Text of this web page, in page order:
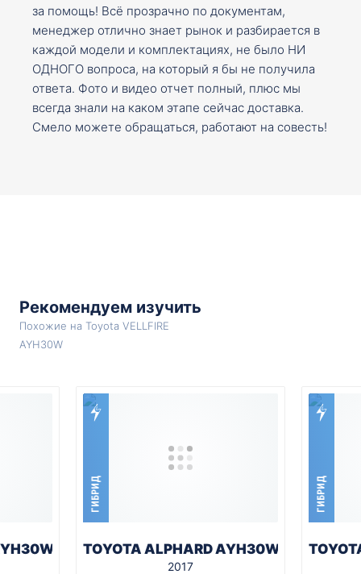
за помощь! Всё прозрачно по документам,
менеджер отлично знает рынок и разбирается в
каждой модели и комплектациях, не было НИ
ОДНОГО вопроса, на который я бы не получила
ответа. Фото и видео отчет полный, плюс мы
всегда знали на каком этапе сейчас доставка.
Смело можете обращаться, работают на совесть!
Рекомендуем изучить
Похожие на Toyota VELLFIRE
AYH30W
ГИБРИД
TOYOTA ALPHARD AYH30W
2017
ГИБРИД